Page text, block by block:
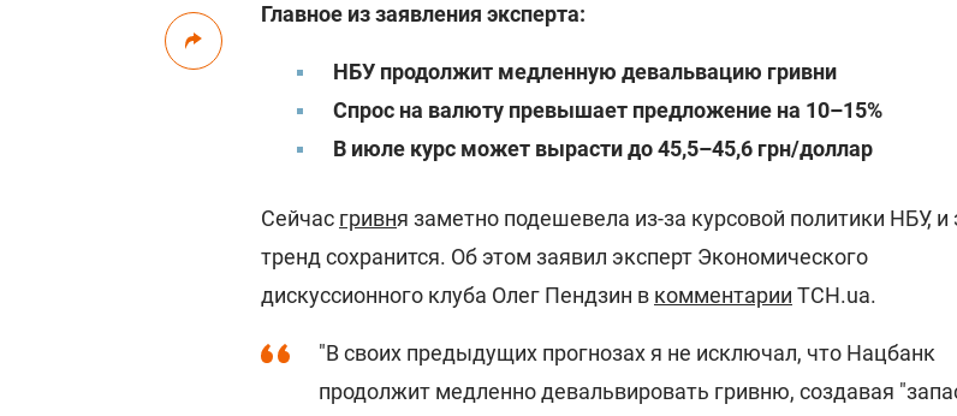
Главное из заявления эксперта:
НБУ продолжит медленную девальвацию гривни
Спрос на валюту превышает предложение на 10–15%
В июле курс может вырасти до 45,5–45,6 грн/доллар
Сейчас гривня заметно подешевела из-за курсовой политики НБУ, и
тренд сохранится. Об этом заявил эксперт Экономического
дискуссионного клуба Олег Пендзин в комментарии ТСН.ua.
"В своих предыдущих прогнозах я не исключал, что Нацбанк
продолжит медленно девальвировать гривню, создавая